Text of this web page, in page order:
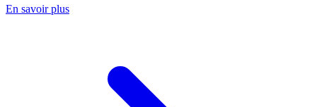
En savoir plus